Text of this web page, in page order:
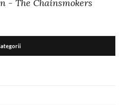
- The Chainsmokers